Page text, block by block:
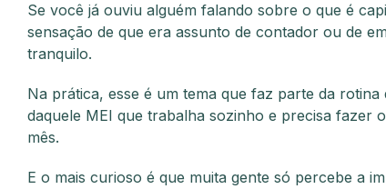
Se você já ouviu alguém falando sobre o que é
sensação de que era assunto de contador ou de
tranquilo.
Na prática, esse é um tema que faz parte da
daquele MEI que trabalha sozinho e precisa fazer
mês.
E o mais curioso é que muita gente só percebe a